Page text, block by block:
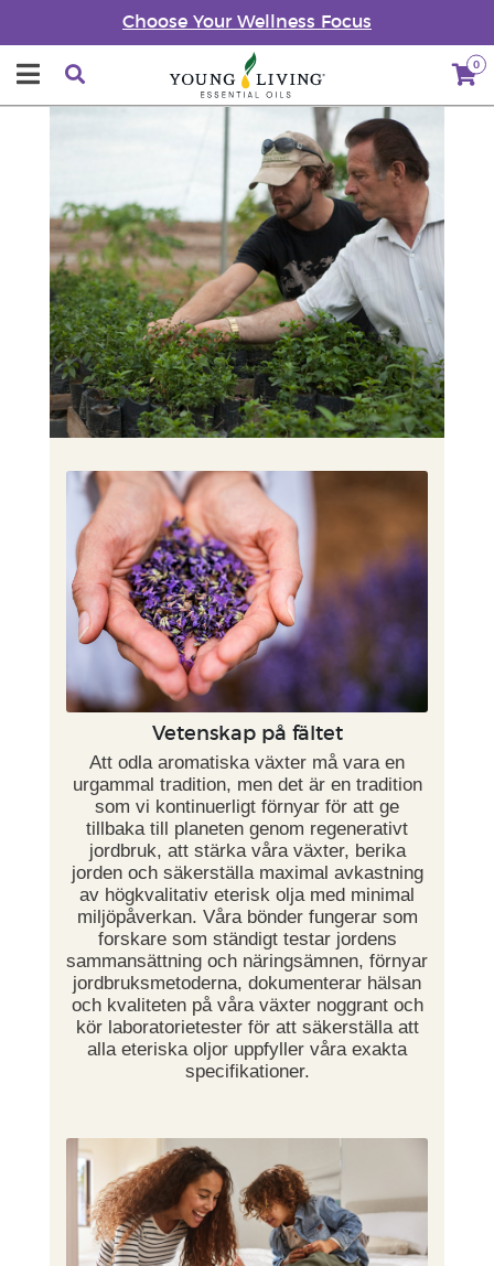
Choose Your Wellness Focus
0
Vetenskap på fältet
Att odla aromatiska växter må vara en
urgammal tradition, men det är en tradition
som vi kontinuerligt förnyar för att ge
tillbaka till planeten genom regenerativt
jordbruk, att stärka våra växter, berika
jorden och säkerställa maximal avkastning
av högkvalitativ eterisk olja med minimal
miljöpåverkan. Våra bönder fungerar som
forskare som ständigt testar jordens
sammansättning och näringsämnen, förnyar
jordbruksmetoderna, dokumenterar hälsan
och kvaliteten på våra växter noggrant och
kör laboratorietester för att säkerställa att
alla eteriska oljor uppfyller våra exakta
specifikationer.